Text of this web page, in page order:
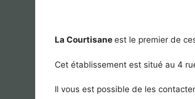
La Courtisane est le premier de
Cet établissement est situé au 4
Il vous est possible de les